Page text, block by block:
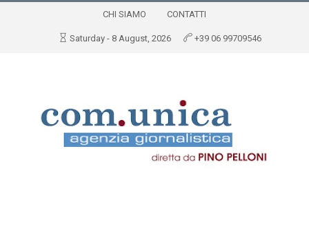
CHI SIAMO CONTATTI
Saturday - 8 August, 2026 +39 06 99709546